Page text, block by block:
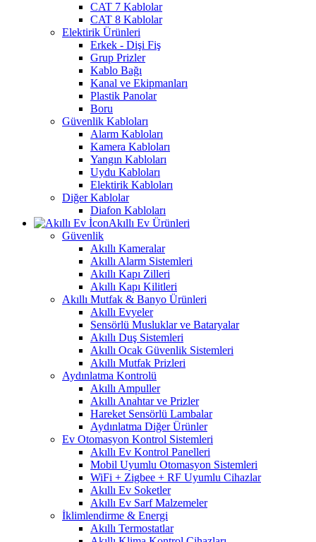
CAT 7 Kablolar
CAT 8 Kablolar
Elektirik Ürünleri
Erkek - Dişi Fiş
Grup Prizler
Kablo Bağı
Kanal ve Ekipmanları
Plastik Panolar
Boru
Güvenlik Kabloları
Alarm Kabloları
Kamera Kabloları
Yangın Kabloları
Uydu Kabloları
Elektirik Kabloları
Diğer Kablolar
Diafon Kabloları
Akıllı Ev Ürünleri
Güvenlik
Akıllı Kameralar
Akıllı Alarm Sistemleri
Akıllı Kapı Zilleri
Akıllı Kapı Kilitleri
Akıllı Mutfak & Banyo Ürünleri
Akıllı Evyeler
Sensörlü Musluklar ve Bataryalar
Akıllı Duş Sistemleri
Akıllı Ocak Güvenlik Sistemleri
Akıllı Mutfak Prizleri
Aydınlatma Kontrolü
Akıllı Ampuller
Akıllı Anahtar ve Prizler
Hareket Sensörlü Lambalar
Aydınlatma Diğer Ürünler
Ev Otomasyon Kontrol Sistemleri
Akıllı Ev Kontrol Panelleri
Mobil Uyumlu Otomasyon Sistemleri
WiFi + Zigbee + RF Uyumlu Cihazlar
Akıllı Ev Soketler
Akıllı Ev Sarf Malzemeler
İklimlendirme & Energi
Akıllı Termostatlar